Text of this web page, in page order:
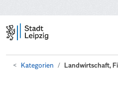
Kategorien Landwirtschaft,